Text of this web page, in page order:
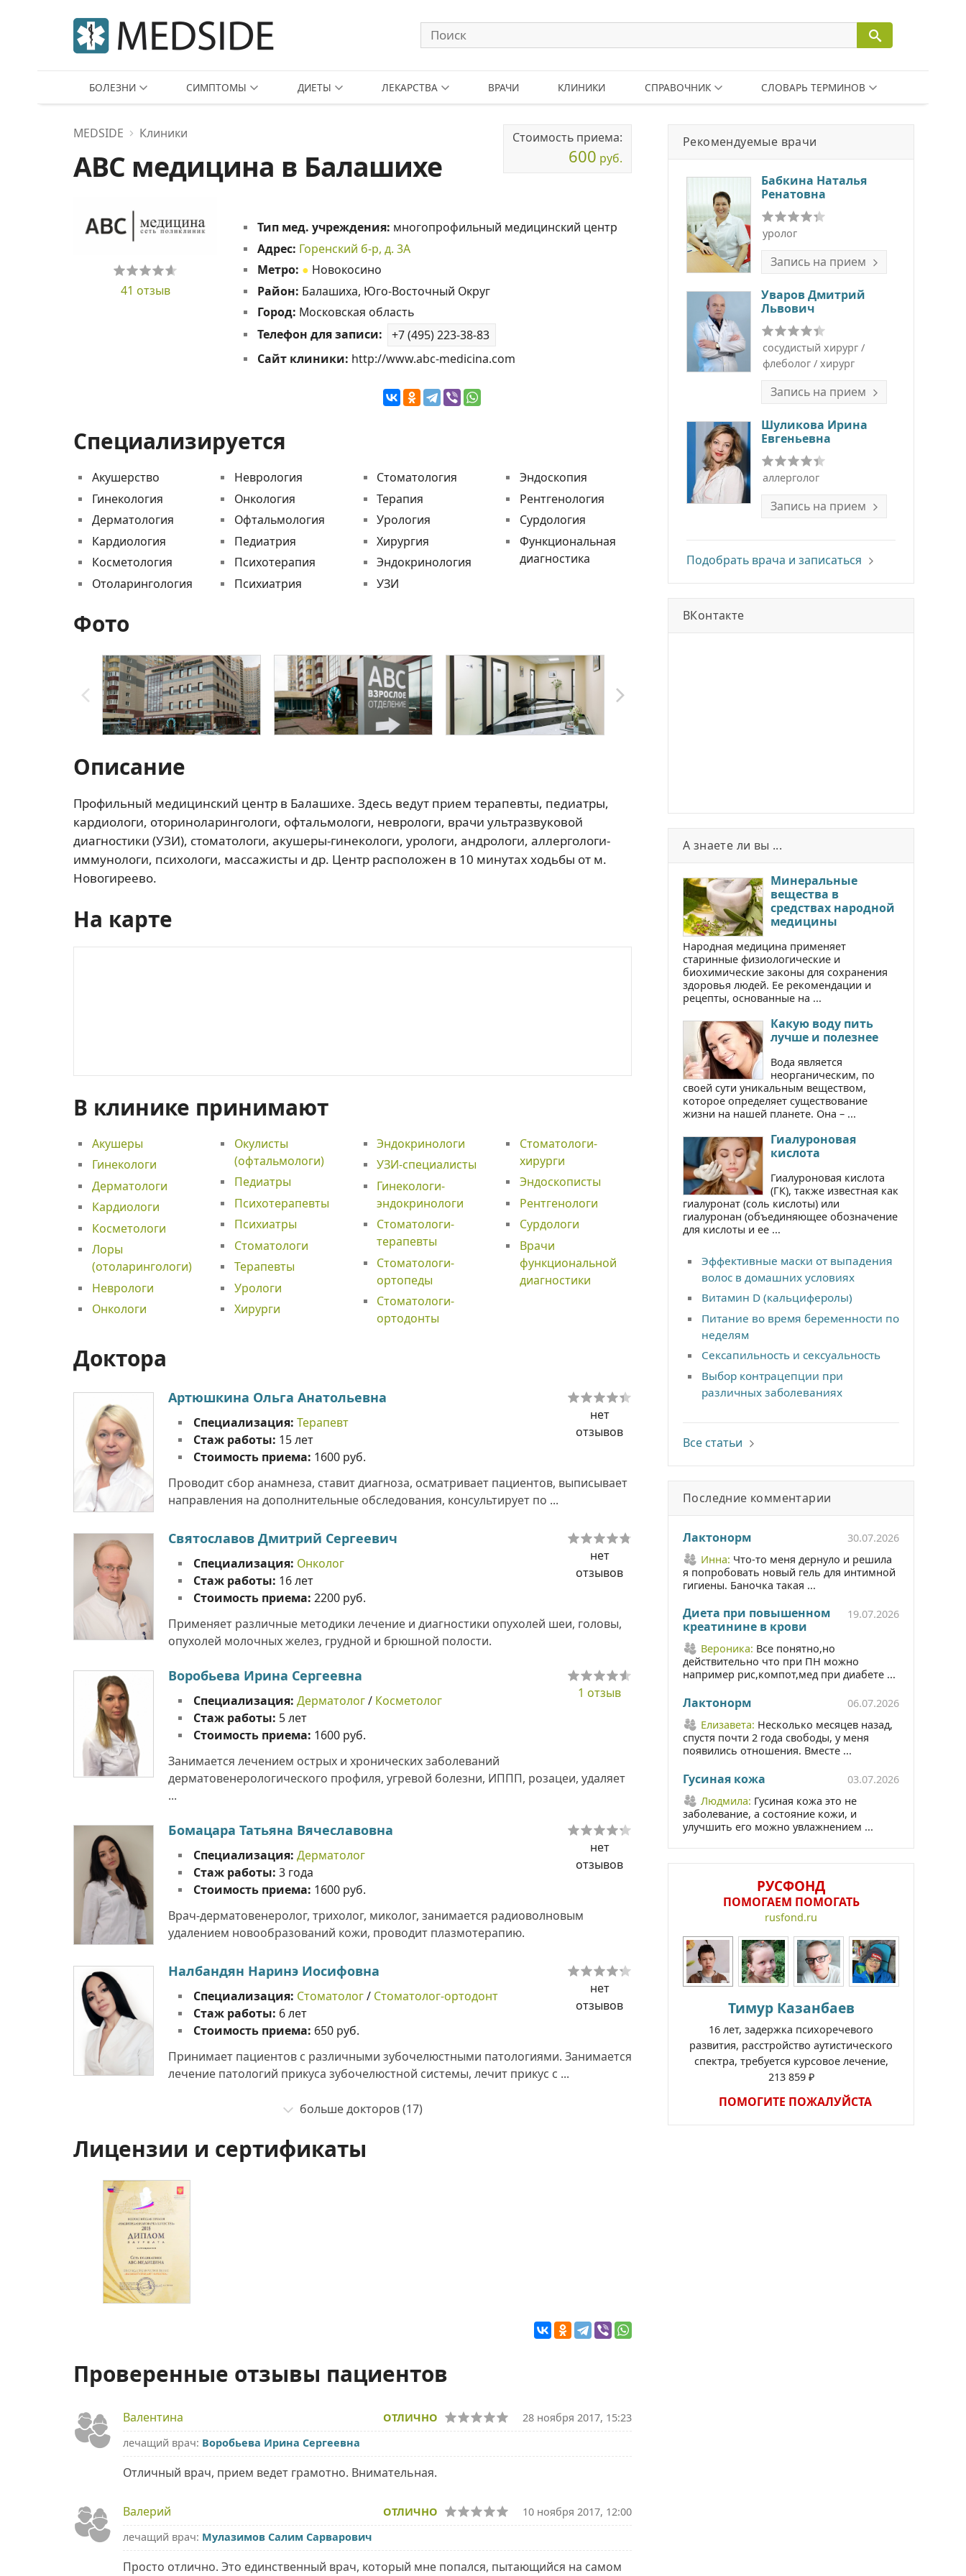
БОЛЕЗНИ СИМПТОМЫ ДИЕТЫ ЛЕКАРСТВА ВРАЧИ КЛИНИКИ СПРАВОЧНИК СЛОВАРЬ ТЕРМИНОВ
MEDSIDE Клиники
ABC медицина в Балашихе
Стоимость приема:
600 руб.
41 отзыв
Тип мед. учреждения: многопрофильный медицинский центр
Адрес: Горенский б-р, д. 3А
Метро: ● Новокосино
Район: Балашиха, Юго-Восточный Округ
Город: Московская область
Телефон для записи:
+7 (495) 223-38-83
Сайт клиники: http://www.abc-medicina.com
Специализируется
Акушерство
Гинекология
Дерматология
Кардиология
Косметология
Отоларингология
Неврология
Онкология
Офтальмология
Педиатрия
Психотерапия
Психиатрия
Стоматология
Терапия
Урология
Хирургия
Эндокринология
УЗИ
Эндоскопия
Рентгенология
Сурдология
Функциональная
диагностика
Фото
Описание
Профильный медицинский центр в Балашихе. Здесь ведут прием терапевты, педиатры,
кардиологи, оториноларингологи, офтальмологи, неврологи, врачи ультразвуковой
диагностики (УЗИ), стоматологи, акушеры-гинекологи, урологи, андрологи, аллергологи-
иммунологи, психологи, массажисты и др. Центр расположен в 10 минутах ходьбы от м.
Новогиреево.
На карте
В клинике принимают
Акушеры
Гинекологи
Дерматологи
Кардиологи
Косметологи
Лоры
(отоларингологи)
Неврологи
Онкологи
Окулисты
(офтальмологи)
Педиатры
Психотерапевты
Психиатры
Стоматологи
Терапевты
Урологи
Хирурги
Эндокринологи
УЗИ-специалисты
Гинекологи-
эндокринологи
Стоматологи-
терапевты
Стоматологи-
ортопеды
Стоматологи-
ортодонты
Стоматологи-
хирурги
Эндоскописты
Рентгенологи
Сурдологи
Врачи
функциональной
диагностики
Доктора
Артюшкина Ольга Анатольевна
нет
отзывов
Специализация: Терапевт
Стаж работы: 15 лет
Стоимость приема: 1600 руб.
Проводит сбор анамнеза, ставит диагноза, осматривает пациентов, выписывает
направления на дополнительные обследования, консультирует по ...
Святославов Дмитрий Сергеевич
нет
отзывов
Специализация: Онколог
Стаж работы: 16 лет
Стоимость приема: 2200 руб.
Применяет различные методики лечение и диагностики опухолей шеи, головы,
опухолей молочных желез, грудной и брюшной полости.
Воробьева Ирина Сергеевна
1 отзыв
Специализация: Дерматолог/ Косметолог
Стаж работы: 5 лет
Стоимость приема: 1600 руб.
Занимается лечением острых и хронических заболеваний
дерматовенерологического профиля, угревой болезни, ИППП, розацеи, удаляет
...
Бомацара Татьяна Вячеславовна
нет
отзывов
Специализация: Дерматолог
Стаж работы: 3 года
Стоимость приема: 1600 руб.
Врач-дерматовенеролог, трихолог, миколог, занимается радиоволновым
удалением новообразований кожи, проводит плазмотерапию.
Налбандян Наринэ Иосифовна
нет
отзывов
Специализация: Стоматолог/ Стоматолог-ортодонт
Стаж работы: 6 лет
Стоимость приема: 650 руб.
Принимает пациентов с различными зубочелюстными патологиями. Занимается
лечение патологий прикуса зубочелюстной системы, лечит прикус с ...
больше докторов (17)
Лицензии и сертификаты
Проверенные отзывы пациентов
Валентина ОТЛИЧНО
28 ноября 2017, 15:23
лечащий врач: Воробьева Ирина Сергеевна
Отличный врач, прием ведет грамотно. Внимательная.
Валерий ОТЛИЧНО
10 ноября 2017, 12:00
лечащий врач: Мулазимов Салим Сарварович
Просто отлично. Это единственный врач, который мне попался, пытающийся на самом
Рекомендуемые врачи
Бабкина Наталья
Ренатовна
уролог
Запись на прием
Уваров Дмитрий
Львович
сосудистый хирург /
флеболог / хирург
Запись на прием
Шуликова Ирина
Евгеньевна
аллерголог
Запись на прием
Подобрать врача и записаться
ВКонтакте
А знаете ли вы ...
Минеральные
вещества в
средствах народной
медицины
Народная медицина применяет
старинные физиологические и
биохимические законы для сохранения
здоровья людей. Ее рекомендации и
рецепты, основанные на ...
Какую воду пить
лучше и полезнее
Вода является
неорганическим, по
своей сути уникальным веществом,
которое определяет существование
жизни на нашей планете. Она – ...
Гиалуроновая
кислота
Гиалуроновая кислота
(ГК), также известная как
гиалуронат (соль кислоты) или
гиалуронан (объединяющее обозначение
для кислоты и ее ...
Эффективные маски от выпадения
волос в домашних условиях
Витамин D (кальциферолы)
Питание во время беременности по
неделям
Сексапильность и сексуальность
Выбор контрацепции при
различных заболеваниях
Все статьи
Последние комментарии
Лактонорм
30.07.2026
Инна: Что-то меня дернуло и решила
я попробовать новый гель для интимной
гигиены. Баночка такая ...
Диета при повышенном
креатинине в крови
19.07.2026
Вероника: Все понятно,но
действительно что при ПН можно
например рис,компот,мед при диабете ...
Лактонорм
06.07.2026
Елизавета: Несколько месяцев назад,
спустя почти 2 года свободы, у меня
появились отношения. Вместе ...
Гусиная кожа
03.07.2026
Людмила: Гусиная кожа это не
заболевание, а состояние кожи, и
улучшить его можно увлажнением ...
РУСФОНД
ПОМОГАЕМ ПОМОГАТЬ
rusfond.ru
Тимур Казанбаев
16 лет, задержка психоречевого
развития, расстройство аутистического
спектра, требуется курсовое лечение,
213 859 ₽
ПОМОГИТЕ ПОЖАЛУЙСТА